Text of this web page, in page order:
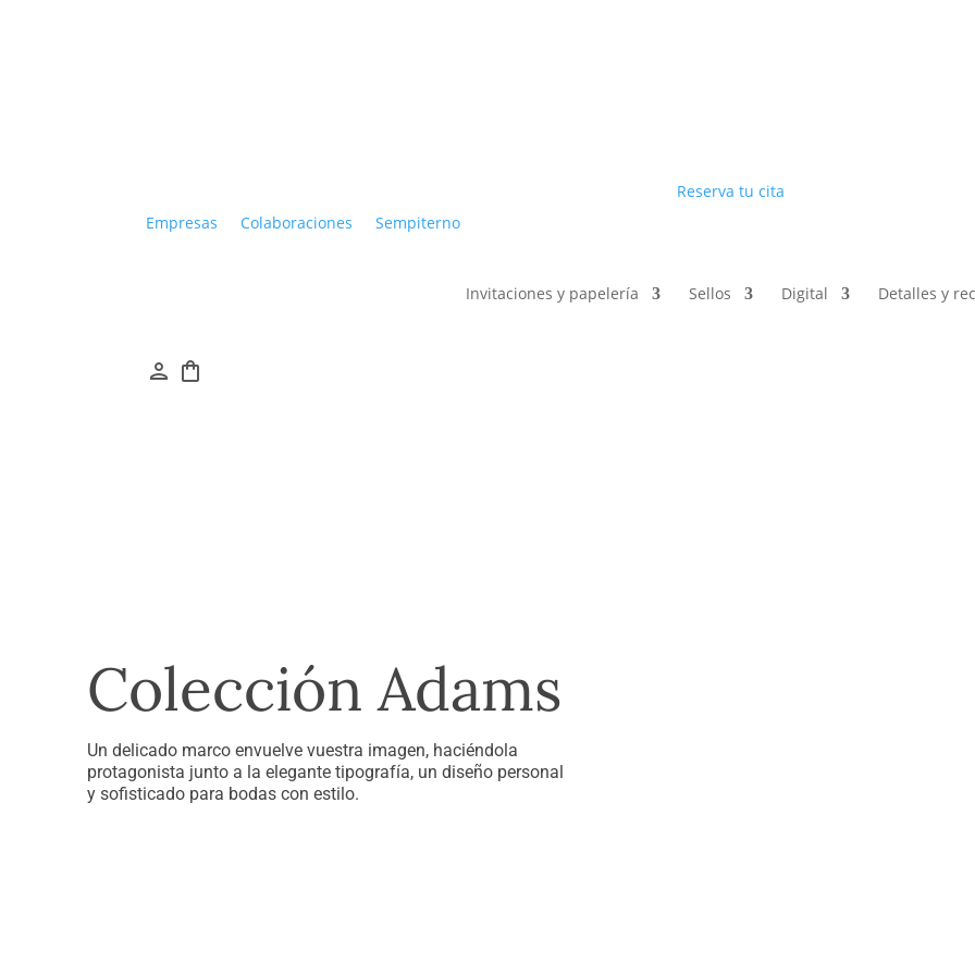
Empresas Colaboraciones Sempiterno
Reserva tu cita
Invitaciones y papelería Sellos Digital Detalles y
person shopping_bag
Colección Adams
Un delicado marco envuelve vuestra imagen, haciéndola
protagonista junto a la elegante tipografía, un diseño personal
y sofisticado para bodas con estilo.